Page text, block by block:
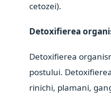
cetozei).
Detoxifierea
Detoxifierea
postului.
rinichi, plamani,